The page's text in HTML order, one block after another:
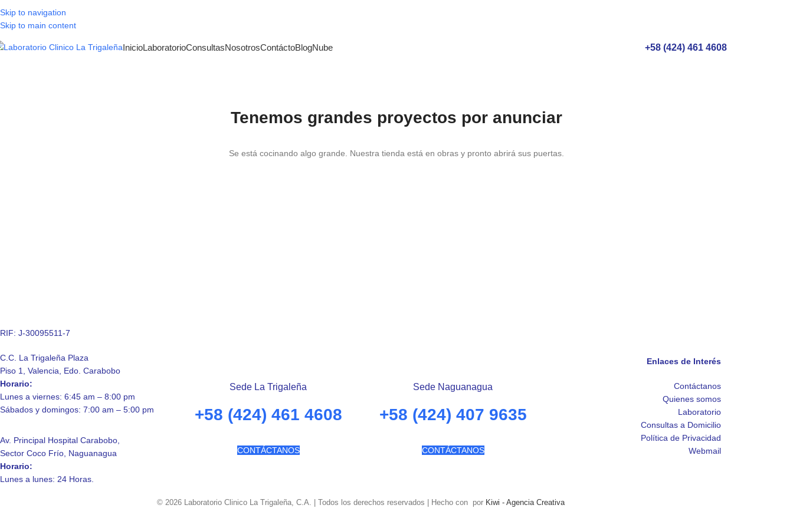
Skip to navigation
Skip to main content
InicioLaboratorioConsultasNosotrosContáctoBlogNube +58 (424) 461 4608
Tenemos grandes proyectos por anunciar
Se está cocinando algo grande. Nuestra tienda está en obras y pronto abrirá sus puertas.
RIF: J-30095511-7
C.C. La Trigaleña Plaza
Piso 1, Valencia, Edo. Carabobo
Horario:
Lunes a viernes: 6:45 am – 8:00 pm
Sábados y domingos: 7:00 am – 5:00 pm
Av. Principal Hospital Carabobo,
Sector Coco Frío, Naguanagua
Horario:
Lunes a lunes: 24 Horas.
Sede La Trigaleña
+58 (424) 461 4608
CONTÁCTANOS
Sede Naguanagua
+58 (424) 407 9635
CONTÁCTANOS
Enlaces de Interés
Contáctanos
Quienes somos
Laboratorio
Consultas a Domicilio
Política de Privacidad
Webmail
© 2026 Laboratorio Clinico La Trigaleña, C.A. | Todos los derechos reservados | Hecho con por Kiwi - Agencia Creativa